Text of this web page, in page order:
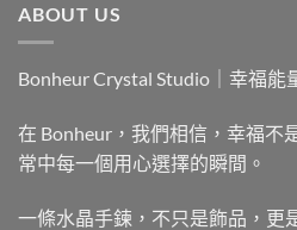
ABOUT US
Bonheur Crystal Studio｜幸福能
在 Bonheur，我們相信，幸福不
常中每一個用心選擇的瞬間。
一條水晶手鍊，不只是飾品，更